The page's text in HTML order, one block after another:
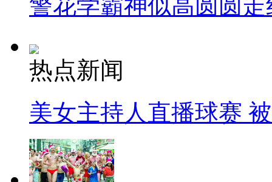
警花学霸神似高圆圆走
热点新闻
美女主持人直播球赛